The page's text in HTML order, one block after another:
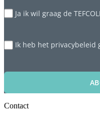
Ja ik wil graag de
Ik heb het privacybeleid
Contact